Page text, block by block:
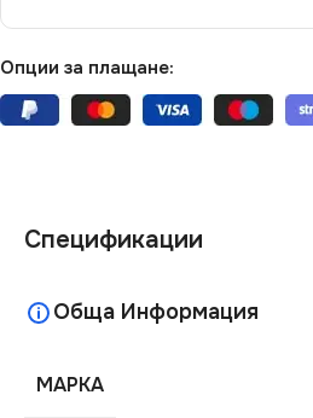
Опции за плащане:
Спецификации
Обща Информация
МАРКА